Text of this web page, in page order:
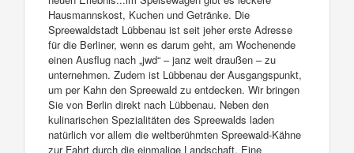
Hausmannskost, Kuchen und Getränke. Die
Spreewaldstadt Lübbenau ist seit jeher erste Adresse
für die Berliner, wenn es darum geht, am Wochenende
einen Ausflug nach „jwd“ – janz weit draußen – zu
unternehmen. Zudem ist Lübbenau der Ausgangspunkt,
um per Kahn den Spreewald zu entdecken. Wir bringen
Sie von Berlin direkt nach Lübbenau. Neben den
kulinarischen Spezialitäten des Spreewalds laden
natürlich vor allem die weltberühmten Spreewald-Kähne
zur Fahrt durch die einmalige Landschaft. Eine